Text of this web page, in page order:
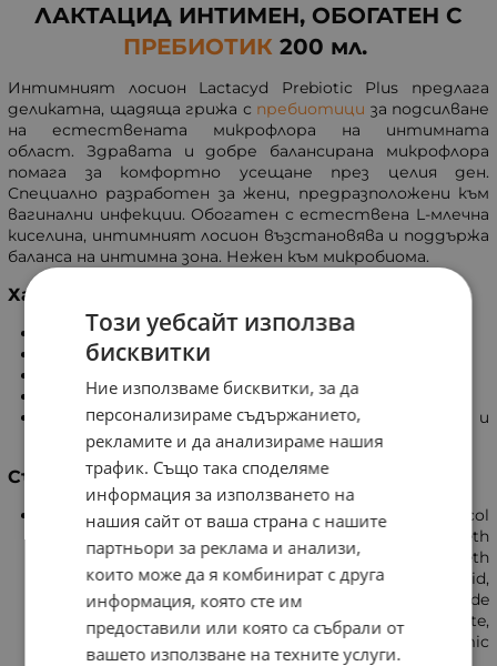
ЛАКТАЦИД ИНТИМЕН, ОБОГАТЕН С
ПРЕБИОТИК 200 мл.
Интимният лосион Lactacyd Prebiotic Plus предлага
деликатна, щадяща грижа с пребиотици за подсилване
на естествената микрофлора на интимната
област. Здравата и добре балансирана микрофлора
помага за комфортно усещане през целия ден.
Специално разработен за жени, предразположени към
вагинални инфекции. Обогатен с естествена L-млечна
киселина, интимният лосион възстановява и поддържа
баланса на интимна зона. Нежен към микробиома.
Характеристики
Измива нежно деликатните зони на тялото.
Подходящ за ежедневна употреба.
Създава усещане за свежест.
Възпрепятства разпространението и
развитието на бактерии.
Състав
Aqua, Disodium Laureth Sulfosuccinate, Glycol
Distearate, Cocamidopropyl Betaine, Magnesium Laureth
Sulfate, PEG-7 Glyceryl Cocoate, Inulin, Sodium Laureth
Sulfate, Sodium Benzoate, Sodium Chloride, Lactic Acid,
Caprylyl Glycol, Alpha-Glucan Oligosaccharide, Cocamide
MEA, Glyceryl Laurate, PEG-55 Propylene Glycol Oleate,
Laureth-10, Glycerin, Propylene Glycol, Parfum, Formic
Този уебсайт използва
бисквитки
Ние използваме бисквитки, за да
персонализираме съдържанието,
рекламите и да анализираме нашия
трафик. Също така споделяме
информация за използването на
нашия сайт от ваша страна с нашите
партньори за реклама и анализи,
които може да я комбинират с друга
информация, която сте им
предоставили или която са събрали от
вашето използване на техните услуги.